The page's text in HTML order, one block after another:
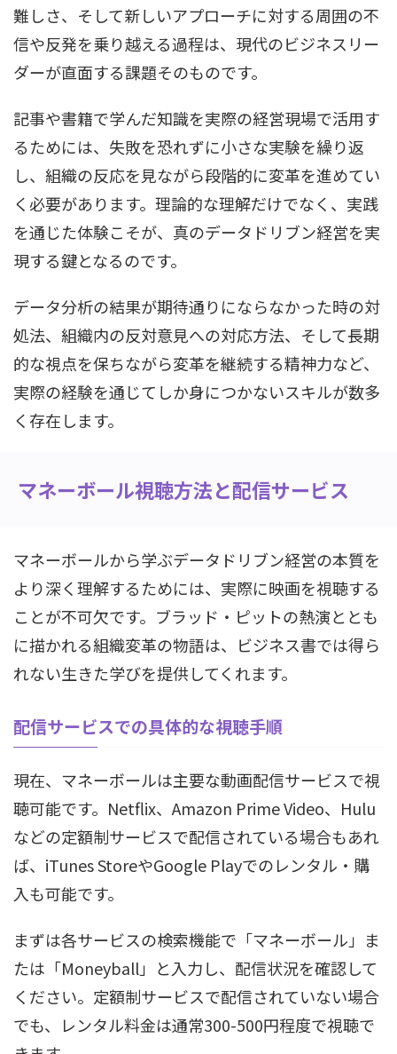
難しさ、そして新しいアプローチに対する周囲の不
信や反発を乗り越える過程は、現代のビジネスリー
ダーが直面する課題そのものです。
記事や書籍で学んだ知識を実際の経営現場で活用す
るためには、失敗を恐れずに小さな実験を繰り返
し、組織の反応を見ながら段階的に変革を進めてい
く必要があります。理論的な理解だけでなく、実践
を通じた体験こそが、真のデータドリブン経営を実
現する鍵となるのです。
データ分析の結果が期待通りにならなかった時の対
処法、組織内の反対意見への対応方法、そして長期
的な視点を保ちながら変革を継続する精神力など、
実際の経験を通じてしか身につかないスキルが数多
く存在します。
マネーボール視聴方法と配信サービス
マネーボールから学ぶデータドリブン経営の本質を
より深く理解するためには、実際に映画を視聴する
ことが不可欠です。ブラッド・ピットの熱演ととも
に描かれる組織変革の物語は、ビジネス書では得ら
れない生きた学びを提供してくれます。
配信サービスでの具体的な視聴手順
現在、マネーボールは主要な動画配信サービスで視
聴可能です。Netflix、Amazon Prime Video、Hulu
などの定額制サービスで配信されている場合もあれ
ば、iTunes StoreやGoogle Playでのレンタル・購
入も可能です。
まずは各サービスの検索機能で「マネーボール」ま
たは「Moneyball」と入力し、配信状況を確認して
ください。定額制サービスで配信されていない場合
でも、レンタル料金は通常300-500円程度で視聴で